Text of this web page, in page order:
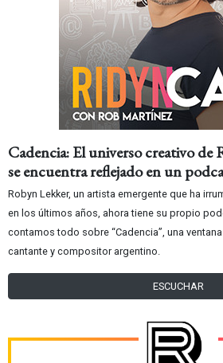
Cadencia: El universo creativo de
se encuentra reflejado en un
Robyn Lekker, un artista emergente que ha
en los últimos años, ahora tiene su propio
contamos todo sobre “Cadencia”, una
cantante y compositor argentino.
ESCUCHAR